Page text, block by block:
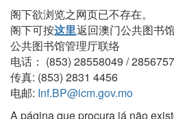
阁下欲浏览之网页已不存在。
阁下可按这里返回澳门公共图书
公共图书馆管理厅联络
电话： (853) 28558049 /
传真: (853) 2831 4456
电邮: Inf.BP@icm.gov.mo
A página que procura já não